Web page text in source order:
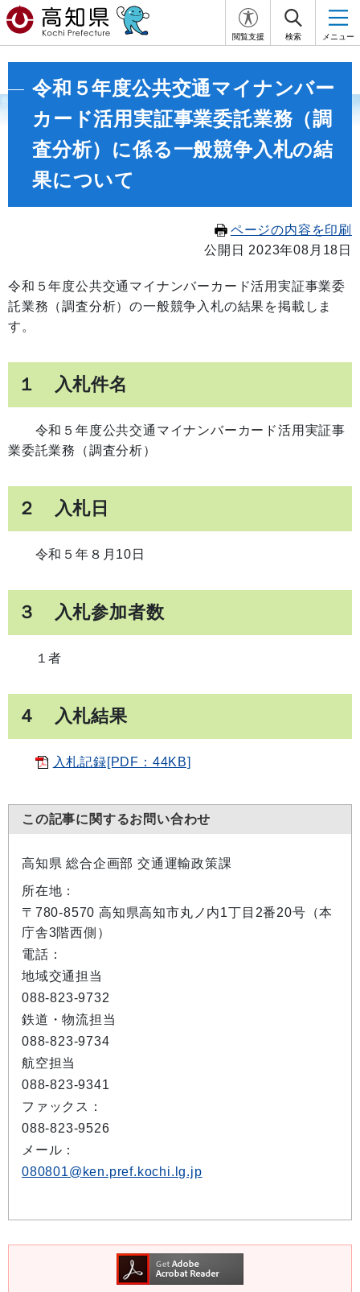
閲覧支援 検索 メニュー
令和５年度公共交通マイナンバー
カード活用実証事業委託業務（調
査分析）に係る一般競争入札の結
果について
ページの内容を印刷
公開日 2023年08月18日
令和５年度公共交通マイナンバーカード活用実証事業委
託業務（調査分析）の一般競争入札の結果を掲載しま
す。
１ 入札件名
令和５年度公共交通マイナンバーカード活用実証事
業委託業務（調査分析）
２ 入札日
令和５年８月10日
３ 入札参加者数
１者
４ 入札結果
入札記録[PDF：44KB]
この記事に関するお問い合わせ
高知県 総合企画部 交通運輸政策課
所在地：
〒780-8570 高知県高知市丸ノ内1丁目2番20号（本
庁舎3階西側）
電話：
地域交通担当
088-823-9732
鉄道・物流担当
088-823-9734
航空担当
088-823-9341
ファックス：
088-823-9526
メール：
080801@ken.pref.kochi.lg.jp